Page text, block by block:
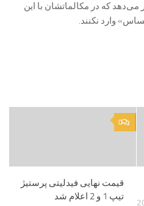
می‌دهد که در مکالماتشان با این
وارد نکنند.
0
قیمت نهایی فیدلیتی پرستیژ
تیپ 1 و 2 اعلام شد